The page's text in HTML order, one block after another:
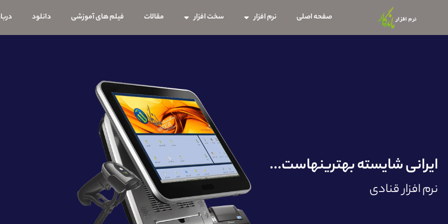
صفحه اصلی نرم افزار سخت افزار مقالات فیلم های آموزشی دانلود
ایرانی شایسته بهترینهاست...
نرم افزار قنادی